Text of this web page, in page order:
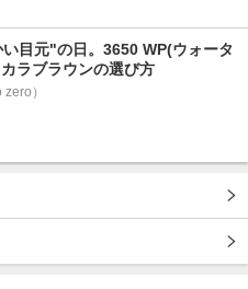
目元"の日。3650 WP(ウォータ
ラブラウンの選び方
）